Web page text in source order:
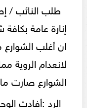
طلب النائب /
إنارة عامة
ان أغلب
لانعدام
الشوارع صارت
الرد :أفادت